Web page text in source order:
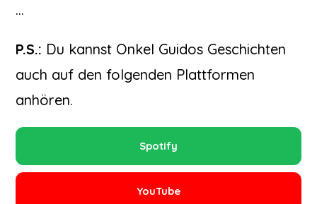
…
P.S.: Du kannst Onkel Guidos Geschichten
auch auf den folgenden Plattformen
anhören.
Spotify
YouTube